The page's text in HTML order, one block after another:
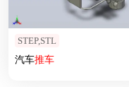
STEP,STL
汽车推车